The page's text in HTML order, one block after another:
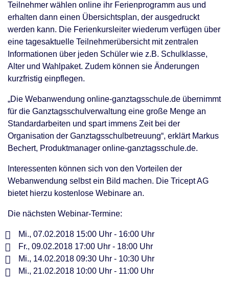
Teilnehmer wählen online ihr Ferienprogramm aus und
erhalten dann einen Übersichtsplan, der ausgedruckt
werden kann. Die Ferienkursleiter wiederum verfügen über
eine tagesaktuelle Teilnehmerübersicht mit zentralen
Informationen über jeden Schüler wie z.B. Schulklasse,
Alter und Wahlpaket. Zudem können sie Änderungen
kurzfristig einpflegen.
„Die Webanwendung online-ganztagsschule.de übernimmt
für die Ganztagsschulverwaltung eine große Menge an
Standardarbeiten und spart immens Zeit bei der
Organisation der Ganztagsschulbetreuung“, erklärt Markus
Bechert, Produktmanager online-ganztagsschule.de.
Interessenten können sich von den Vorteilen der
Webanwendung selbst ein Bild machen. Die Tricept AG
bietet hierzu kostenlose Webinare an.
Die nächsten Webinar-Termine:
Mi., 07.02.2018 15:00 Uhr - 16:00 Uhr
Fr., 09.02.2018 17:00 Uhr - 18:00 Uhr
Mi., 14.02.2018 09:30 Uhr - 10:30 Uhr
Mi., 21.02.2018 10:00 Uhr - 11:00 Uhr